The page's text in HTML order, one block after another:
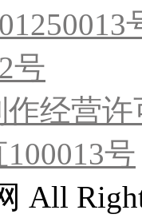
号
经营
号
All